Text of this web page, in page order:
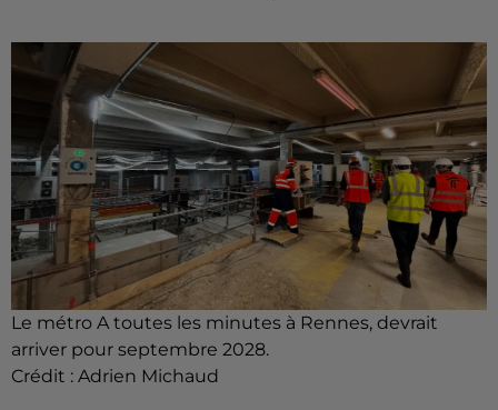
Le métro A toutes les minutes à Rennes, devrait
arriver pour septembre 2028.
Crédit : Adrien Michaud